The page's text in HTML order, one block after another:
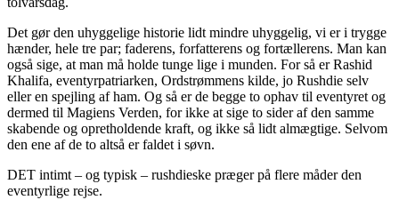
Det gør den uhyggelige historie lidt mindre uhyggelig, vi er i trygge
hænder, hele tre par; faderens, forfatterens og fortællerens. Man kan
også sige, at man må holde tunge lige i munden. For så er Rashid
Khalifa, eventyrpatriarken, Ordstrømmens kilde, jo Rushdie selv
eller en spejling af ham. Og så er de begge to ophav til eventyret og
dermed til Magiens Verden, for ikke at sige to sider af den samme
skabende og opretholdende kraft, og ikke så lidt almægtige. Selvom
den ene af de to altså er faldet i søvn.
DET intimt – og typisk – rushdieske præger på flere måder den
eventyrlige rejse.